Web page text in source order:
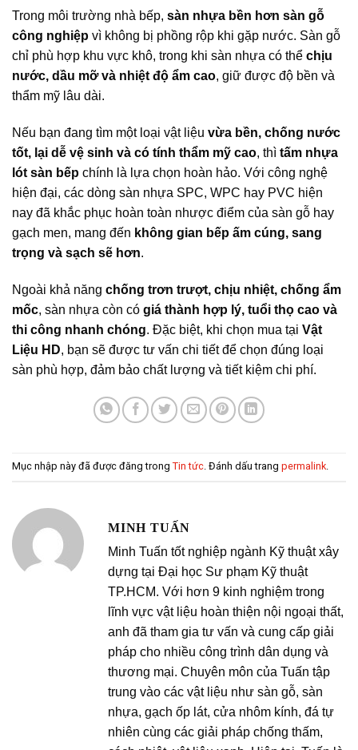
Trong môi trường nhà bếp, sàn nhựa bền hơn sàn gỗ
công nghiệp vì không bị phồng rộp khi gặp nước. Sàn gỗ
chỉ phù hợp khu vực khô, trong khi sàn nhựa có thể chịu
nước, dầu mỡ và nhiệt độ ẩm cao, giữ được độ bền và
thẩm mỹ lâu dài.
Nếu bạn đang tìm một loại vật liệu vừa bền, chống nước
tốt, lại dễ vệ sinh và có tính thẩm mỹ cao, thì tấm nhựa
lót sàn bếp chính là lựa chọn hoàn hảo. Với công nghệ
hiện đại, các dòng sàn nhựa SPC, WPC hay PVC hiện
nay đã khắc phục hoàn toàn nhược điểm của sàn gỗ hay
gạch men, mang đến không gian bếp ấm cúng, sang
trọng và sạch sẽ hơn.
Ngoài khả năng chống trơn trượt, chịu nhiệt, chống ẩm
mốc, sàn nhựa còn có giá thành hợp lý, tuổi thọ cao và
thi công nhanh chóng. Đặc biệt, khi chọn mua tại Vật
Liệu HD, bạn sẽ được tư vấn chi tiết để chọn đúng loại
sàn phù hợp, đảm bảo chất lượng và tiết kiệm chi phí.
Mục nhập này đã được đăng trong Tin tức. Đánh dấu trang permalink.
MINH TUẤN
Minh Tuấn tốt nghiệp ngành Kỹ thuật xây
dựng tại Đại học Sư phạm Kỹ thuật
TP.HCM. Với hơn 9 kinh nghiệm trong
lĩnh vực vật liệu hoàn thiện nội ngoại thất,
anh đã tham gia tư vấn và cung cấp giải
pháp cho nhiều công trình dân dụng và
thương mại. Chuyên môn của Tuấn tập
trung vào các vật liệu như sàn gỗ, sàn
nhựa, gạch ốp lát, cửa nhôm kính, đá tự
nhiên cùng các giải pháp chống thấm,